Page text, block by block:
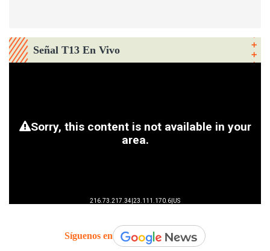
Señal T13 En Vivo
Síguenos en